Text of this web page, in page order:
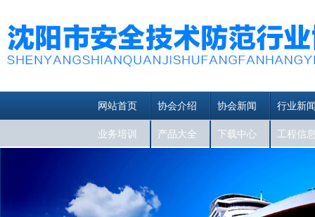
网站首页 协会介绍 协会新闻 行业新
业务培训 产品大全 下载中心 工程信